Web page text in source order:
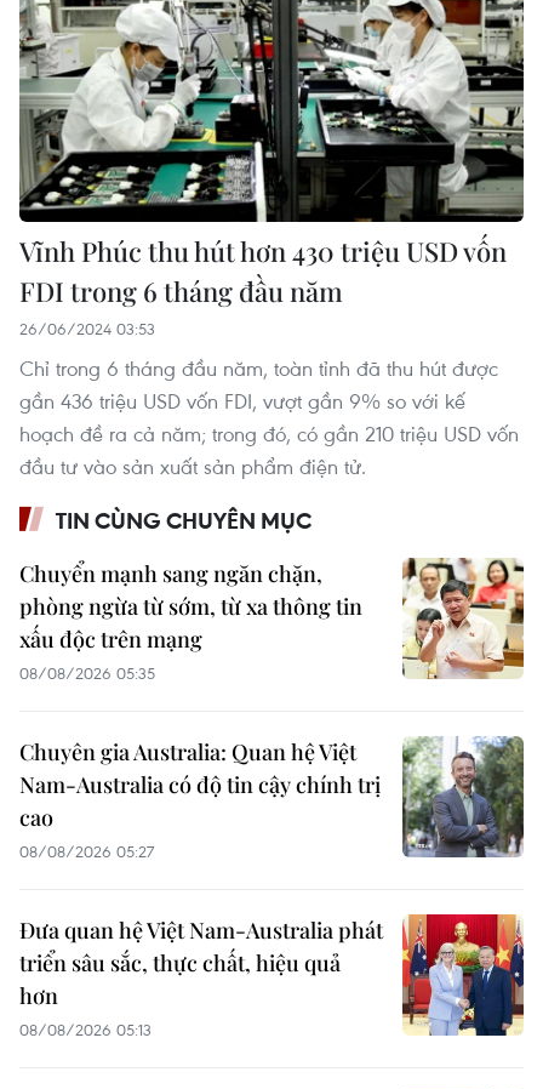
Vĩnh Phúc thu hút hơn 430 triệu USD vốn
FDI trong 6 tháng đầu năm
26/06/2024 03:53
Chỉ trong 6 tháng đầu năm, toàn tỉnh đã thu hút được
gần 436 triệu USD vốn FDI, vượt gần 9% so với kế
hoạch đề ra cả năm; trong đó, có gần 210 triệu USD vốn
đầu tư vào sản xuất sản phẩm điện tử.
TIN CÙNG CHUYÊN MỤC
Chuyển mạnh sang ngăn chặn,
phòng ngừa từ sớm, từ xa thông tin
xấu độc trên mạng
08/08/2026 05:35
Chuyên gia Australia: Quan hệ Việt
Nam-Australia có độ tin cậy chính trị
cao
08/08/2026 05:27
Đưa quan hệ Việt Nam-Australia phát
triển sâu sắc, thực chất, hiệu quả
hơn
08/08/2026 05:13